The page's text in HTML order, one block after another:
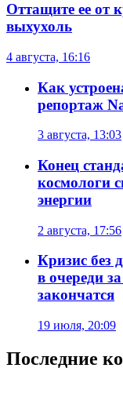
Оттащите ее от
выхухоль
4 августа, 16:16
Как
репортаж
3 августа, 13:03
Конец
космологи
энергии
2 августа, 17:56
Кризис без
в очереди
закончатся
19 июля, 20:09
Последние